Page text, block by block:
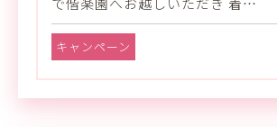
キャンペーン